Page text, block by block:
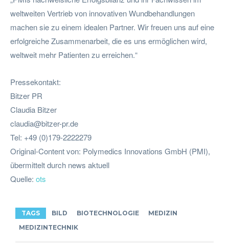
weltweiten Vertrieb von innovativen Wundbehandlungen
machen sie zu einem idealen Partner. Wir freuen uns auf eine
erfolgreiche Zusammenarbeit, die es uns ermöglichen wird,
weltweit mehr Patienten zu erreichen.“
Pressekontakt:
Bitzer PR
Claudia Bitzer
claudia@bitzer-pr.de
Tel: +49 (0)179-2222279
Original-Content von: Polymedics Innovations GmbH (PMI),
übermittelt durch news aktuell
Quelle: ots
TAGS BILD BIOTECHNOLOGIE
MEDIZIN
MEDIZINTECHNIK